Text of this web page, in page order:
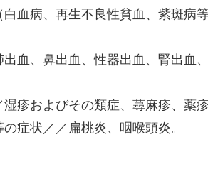
血病、再生不良性貧血、紫斑病
血、鼻出血、性器出血、腎出血
疹およびその類症、蕁麻疹、薬
症状／／扁桃炎、咽喉頭炎。